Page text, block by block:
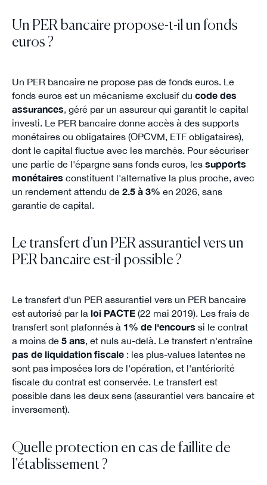
Un PER bancaire propose-t-il un fonds
euros ?
Un PER bancaire ne propose pas de fonds euros. Le
fonds euros est un mécanisme exclusif du code des
assurances, géré par un assureur qui garantit le capital
investi. Le PER bancaire donne accès à des supports
monétaires ou obligataires (OPCVM, ETF obligataires),
dont le capital fluctue avec les marchés. Pour sécuriser
une partie de l'épargne sans fonds euros, les supports
monétaires constituent l'alternative la plus proche, avec
un rendement attendu de 2.5 à 3% en 2026, sans
garantie de capital.
Le transfert d'un PER assurantiel vers un
PER bancaire est-il possible ?
Le transfert d'un PER assurantiel vers un PER bancaire
est autorisé par la loi PACTE(22 mai 2019). Les frais de
transfert sont plafonnés à 1% de l'encours si le contrat
a moins de 5 ans, et nuls au-delà. Le transfert n'entraîne
pas de liquidation fiscale: les plus-values latentes ne
sont pas imposées lors de l'opération, et l'antériorité
fiscale du contrat est conservée. Le transfert est
possible dans les deux sens (assurantiel vers bancaire et
inversement).
Quelle protection en cas de faillite de
l'établissement ?